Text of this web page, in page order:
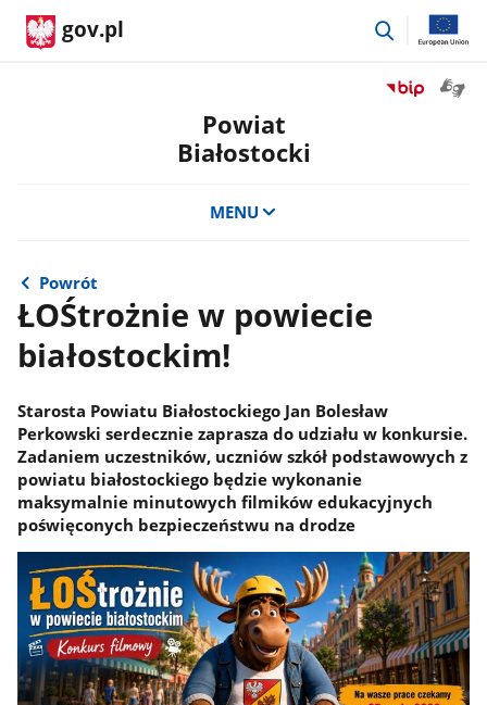
gov.pl
przejdź
Przejdź
Powiat
Białostocki
MENU
Powrót
ŁOŚtrożnie w powiecie
białostockim!
Starosta Powiatu Białostockiego Jan Bolesław
Perkowski serdecznie zaprasza do udziału w konkursie.
Zadaniem uczestników, uczniów szkół podstawowych z
powiatu białostockiego będzie wykonanie
maksymalnie minutowych filmików edukacyjnych
poświęconych bezpieczeństwu na drodze